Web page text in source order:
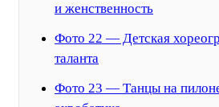
и женственность
Фото 22 — Детская
таланта
Фото 23 — Танцы на